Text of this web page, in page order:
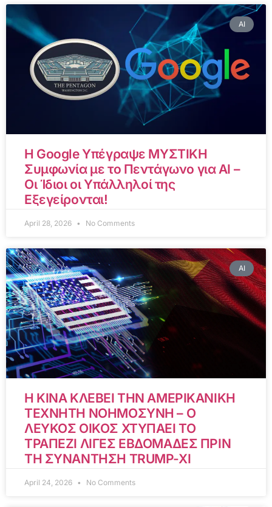
AI
Η Google Υπέγραψε ΜΥΣΤΙΚΗ
Συμφωνία με το Πεντάγωνο για AI –
Οι Ίδιοι οι Υπάλληλοί της
Εξεγείρονται!
April 28, 2026 No Comments
AI
Η ΚΙΝΑ ΚΛΕΒΕΙ ΤΗΝ ΑΜΕΡΙΚΑΝΙΚΗ
ΤΕΧΝΗΤΗ ΝΟΗΜΟΣΥΝΗ – Ο
ΛΕΥΚΟΣ ΟΙΚΟΣ ΧΤΥΠΑΕΙ ΤΟ
ΤΡΑΠΕΖΙ ΛΙΓΕΣ ΕΒΔΟΜΑΔΕΣ ΠΡΙΝ
ΤΗ ΣΥΝΑΝΤΗΣΗ TRUMP-XI
April 24, 2026 No Comments